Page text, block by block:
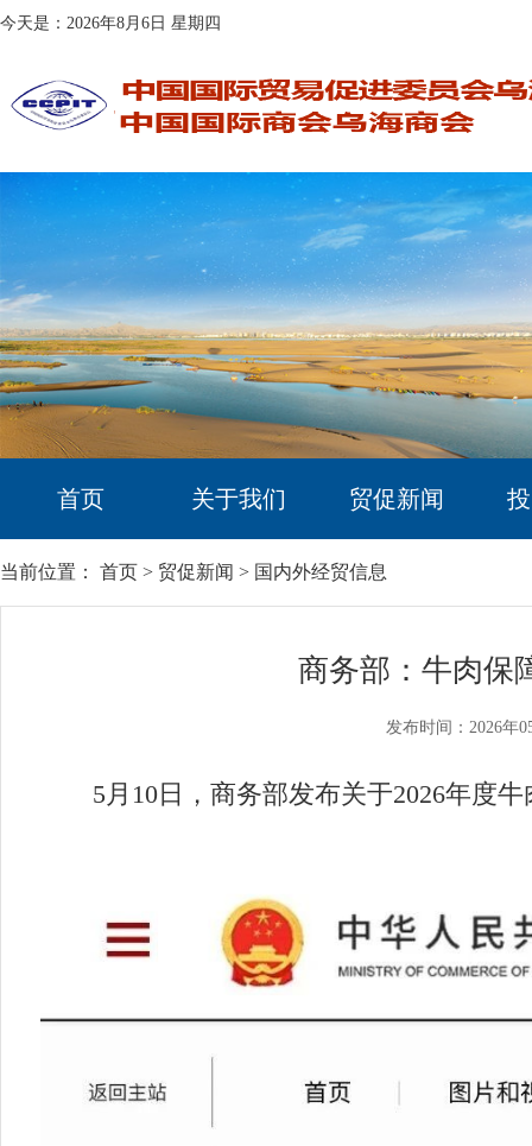
今天是：2026年8月6日 星期四
首页 关于我们 贸促新闻
当前位置： 首页 > 贸促新闻 > 国内外经贸信息
商务部：牛肉保
发布时间：2026年
5月10日，商务部发布关于2026年度牛